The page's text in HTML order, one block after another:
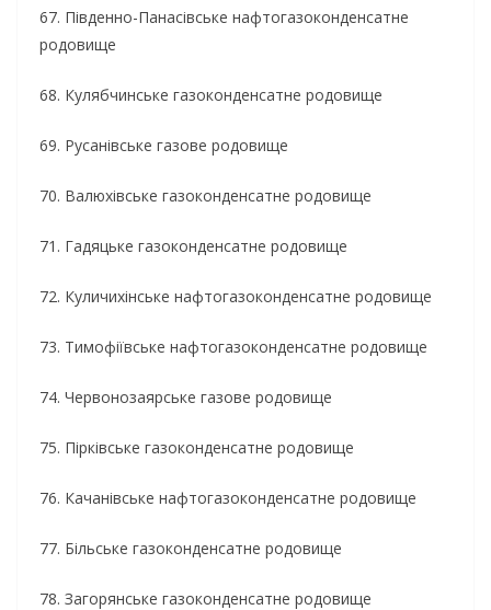
67. Південно-Панасівське нафтогазоконденсатне
родовище
68. Кулябчинське газоконденсатне родовище
69. Русанівське газове родовище
70. Валюхівське газоконденсатне родовище
71. Гадяцьке газоконденсатне родовище
72. Куличихінське нафтогазоконденсатне родовище
73. Тимофіївське нафтогазоконденсатне родовище
74. Червонозаярське газове родовище
75. Пірківське газоконденсатне родовище
76. Качанівське нафтогазоконденсатне родовище
77. Більське газоконденсатне родовище
78. Загорянське газоконденсатне родовище